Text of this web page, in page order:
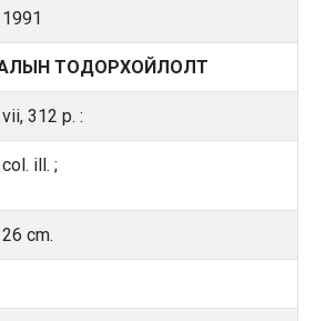
1991
ТОДОРХОЙЛОЛТ
vii, 312 p. :
col. ill. ;
26 cm.